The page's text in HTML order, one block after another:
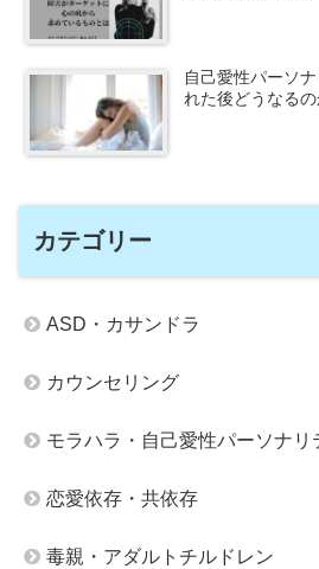
自己愛性パーソ
れた後どうなる
カテゴリー
ASD・カサンドラ
カウンセリング
モラハラ・自己愛性パーソナリ
恋愛依存・共依存
毒親・アダルトチルドレン